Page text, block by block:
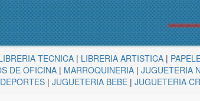
TECNICA | LIBRERIA ARTISTICA |
DE OFICINA| MARROQUINERIA| JUGUETERIA
| JUGUETERIA BEBE| JUGUETERIA